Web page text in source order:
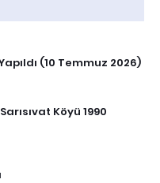
(10 Temmuz 2026)
Köyü 1990